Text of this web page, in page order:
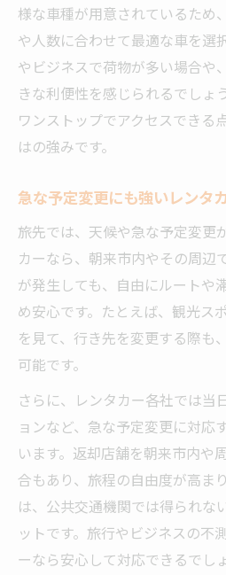
様な車種が用意されているため
や人数に合わせて最適な車を選
やビジネスで荷物が多い場合や
きな利便性を感じられるでしょ
ワンストップでアクセスできる
はの強みです。
急な予定変更にも強いレンタ
旅先では、天候や急な予定変更
カーなら、朝来市内やその周辺
が発生しても、自由にルートや
め安心です。たとえば、観光ス
を見て、行き先を変更する際も
可能です。
さらに、レンタカー各社では当
ョンなど、急な予定変更に対応
います。返却店舗を朝来市内や
合もあり、旅程の自由度が高ま
は、公共交通機関では得られな
ットです。旅行やビジネスの不
ーなら安心して対応できるでしょ